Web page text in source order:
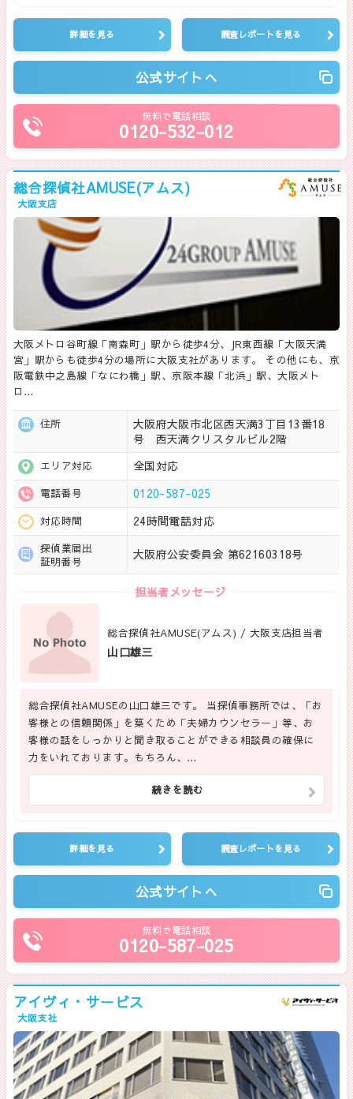
詳細を見る 調査レポートを見る
公式サイトへ
無料で電話相談
0120-532-012
総合探偵社AMUSE(アムス)
大阪支店
大阪メトロ谷町線「南森町」駅から徒歩4分、JR東西線「大阪天満
宮」駅からも徒歩4分の場所に大阪支社があります。 その他にも、京
阪電鉄中之島線「なにわ橋」駅、京阪本線「北浜」駅、大阪メト
ロ…
住所
大阪府大阪市北区西天満3丁目13番18
号 西天満クリスタルビル2階
エリア対応 全国対応
電話番号 0120-587-025
対応時間 24時間電話対応
探偵業届出
証明番号
大阪府公安委員会 第62160318号
担当者メッセージ
総合探偵社AMUSE(アムス) / 大阪支店担当者
山口雄三
総合探偵社AMUSEの山口雄三です。 当探偵事務所では、「お
客様との信頼関係」を築くため「夫婦カウンセラー」等、お
客様の話をしっかりと聞き取ることができる相談員の確保に
力をいれております。もちろん、…
続きを読む
詳細を見る 調査レポートを見る
公式サイトへ
無料で電話相談
0120-587-025
アイヴィ・サービス
大阪支社